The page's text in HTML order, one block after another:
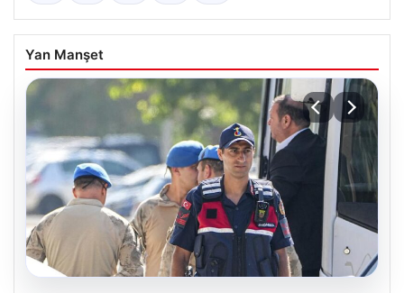
Yan Manşet